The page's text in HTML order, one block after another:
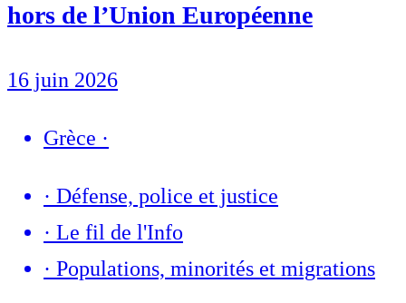
hors de l’Union Européenne
16 juin 2026
Grèce ·
· Défense, police et justice
· Le fil de l'Info
· Populations, minorités et migrations